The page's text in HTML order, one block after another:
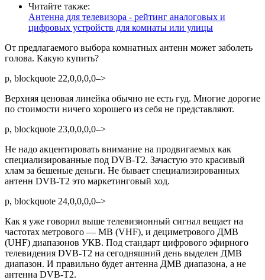
Читайте также:
Антенна для телевизора - рейтинг аналоговых и
цифровых устройств для комнаты или улицы
От предлагаемого выбора комнатных антенн может заболеть
голова. Какую купить?
p, blockquote 22,0,0,0,0–>
Верхняя ценовая линейка обычно не есть гуд. Многие дорогие
по стоимости ничего хорошего из себя не представляют.
p, blockquote 23,0,0,0,0–>
Не надо акцентировать внимание на продвигаемых как
специализированные под DVB-T2. Зачастую это красивый
хлам за бешеные деньги. Не бывает специализированных
антенн DVB-T2 это маркетинговый ход.
p, blockquote 24,0,0,0,0–>
Как я уже говорил выше телевизионный сигнал вещает на
частотах метрового — МВ (VHF), и дециметрового ДМВ
(UHF) диапазонов УКВ. Под стандарт цифрового эфирного
телевидения DVB-T2 на сегодняшний день выделен ДМВ
диапазон. И правильно будет антенна ДМВ диапазона, а не
антенна DVB-T2.